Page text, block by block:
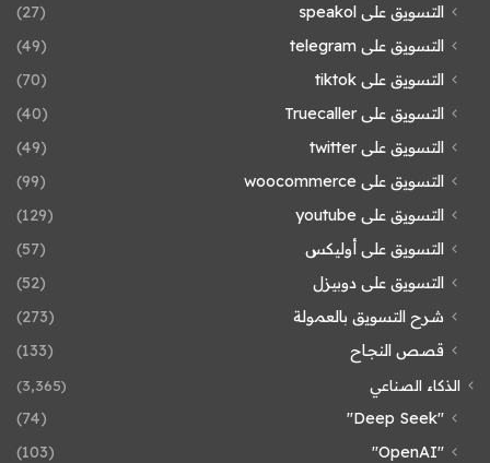
التسويق على speakol
(27)
التسويق على telegram
(49)
التسويق على tiktok
(70)
التسويق على Truecaller
(40)
التسويق على twitter
(49)
التسويق على woocommerce
(99)
التسويق على youtube
(129)
التسويق على أوليكس
(57)
التسويق على دوبيزل
(52)
شرح التسويق بالعمولة
(273)
قصص النجاح
(133)
الذكاء الصناعي (3٬365)
"Deep Seek"
(74)
"OpenAI"
(103)